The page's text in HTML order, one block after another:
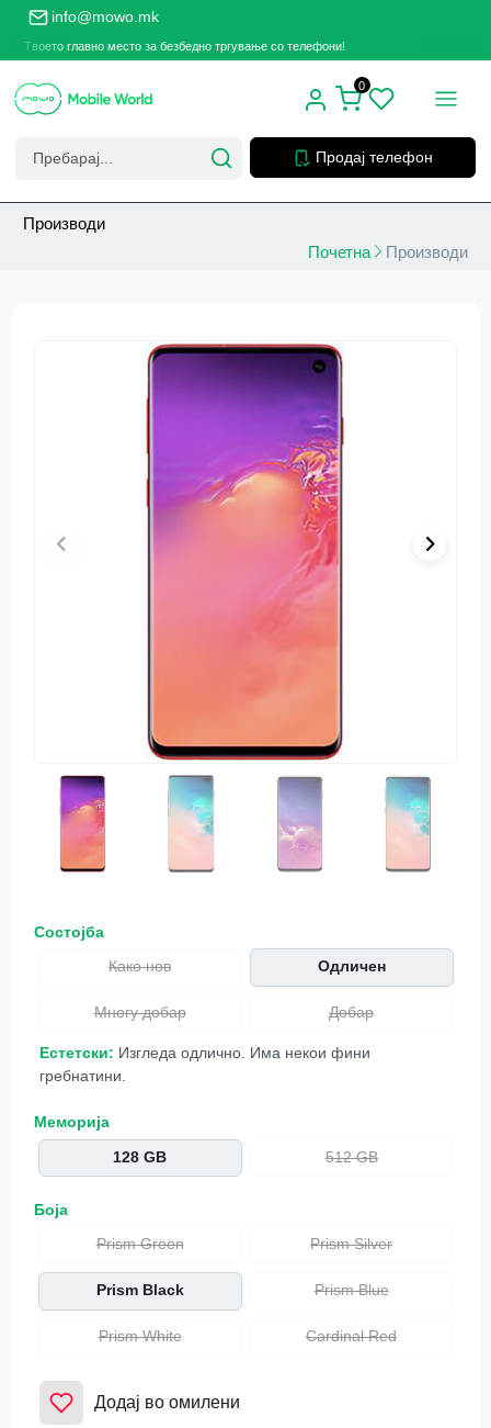
info@mowo.mk
Твоето главно место за безбедно тргување со телефони!
Продај телефон
0
Производи
Почетна
Производи
Состојба
Како нов
Одличен
Многу добар Добар
Естетски: Изгледа одлично. Има некои фини
гребнатини.
Меморија
128 GB
512 GB
Боја
Prism Green
Prism Silver
Prism Black Prism Blue
Prism White Cardinal Red
Додај во омилени